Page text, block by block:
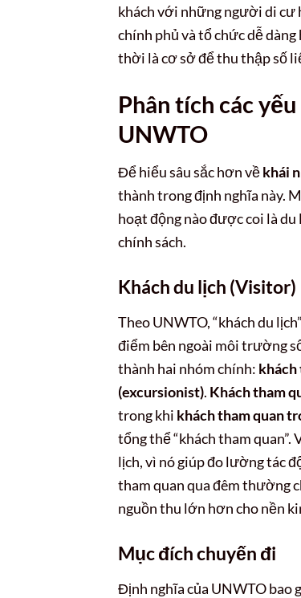
khách với những người di cư
chính phủ và tổ chức dễ
thời là cơ sở để thu thập số
Phân tích các
UNWTO
Để hiểu sâu sắc hơn vềkhái
thành trong định nghĩa này.
hoạt động nào được coi là
chính sách.
Khách du lịch (Visitor)
Theo UNWTO, “khách du
điểm bên ngoài môi trường
thành hai nhóm chính: khách
(excursionist). Khách tham
trong khi khách tham quan
tổng thể “khách tham quan”.
lịch, vì nó giúp đo lường tác
tham quan qua đêm thường
nguồn thu lớn hơn cho nền
Mục đích chuyến đi
Định nghĩa của UNWTO bao